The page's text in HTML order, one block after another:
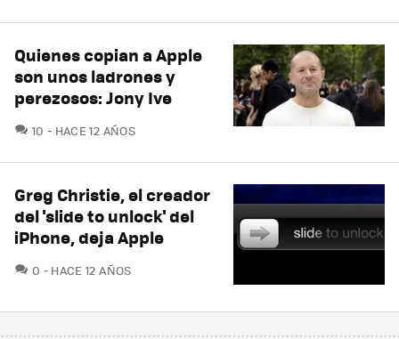
Quienes copian a Apple
son unos ladrones y
perezosos: Jony Ive
10 COMENTARIOS
HACE 12 AÑOS
Greg Christie, el creador
del 'slide to unlock' del
iPhone, deja Apple
0 COMENTARIOS
HACE 12 AÑOS